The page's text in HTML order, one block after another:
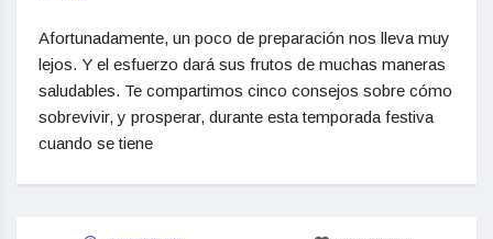
Afortunadamente, un poco de preparación nos lleva muy
lejos. Y el esfuerzo dará sus frutos de muchas maneras
saludables. Te compartimos cinco consejos sobre cómo
sobrevivir, y prosperar, durante esta temporada festiva
cuando se tiene